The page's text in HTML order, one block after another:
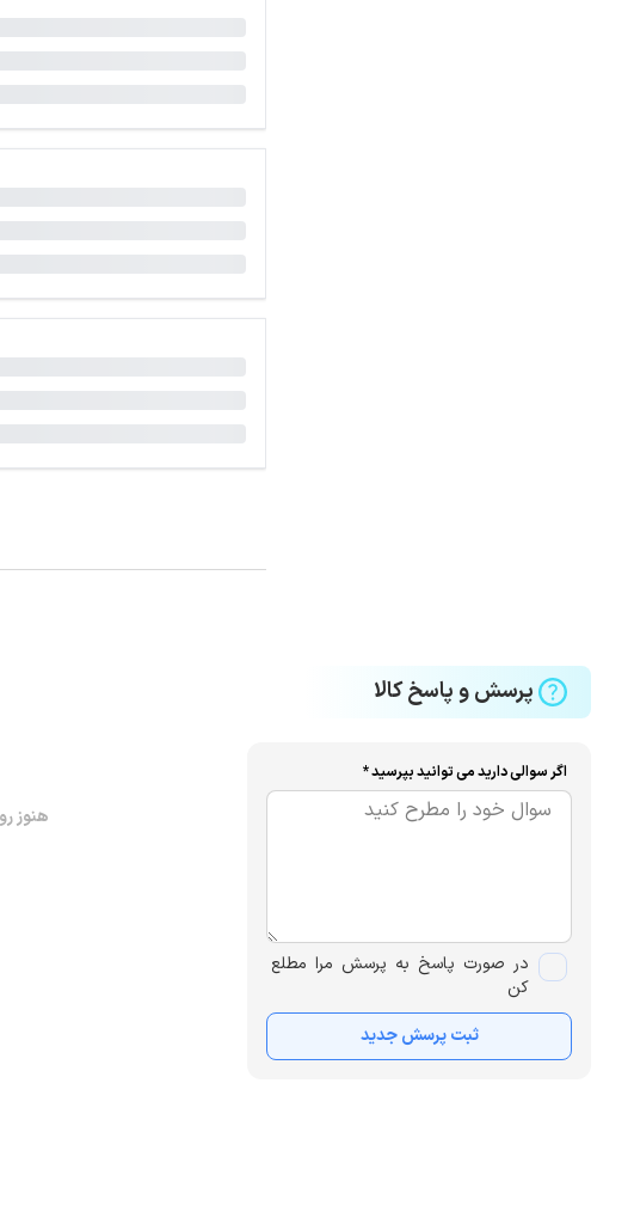
پرسش و پاسخ کالا
اگر سوالی دارید می توانید بپرسید *
در صورت پاسخ به پرسش مرا مطلع
کن
ثبت پرسش جدید
هنوز